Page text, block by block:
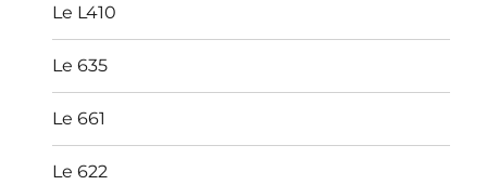
Le L410
Le 635
Le 661
Le 622